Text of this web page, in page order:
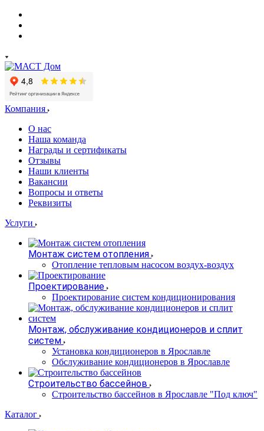
Компания
О нас
Наша команда
Награды и сертификаты
Отзывы
Наши клиенты
Вакансии
Вопросы и ответы
Реквизиты
Услуги
Монтаж систем отопления
Отопление тепловым насосом воздух-воздух
Проектирование
Проектирование систем кондиционирования
Монтаж, обслуживание кондиционеров и сплит
систем
Установка кондиционеров в Ярославле
Обслуживание кондиционеров в Ярославле
Строительство бассейнов
Строительство бассейнов в Ярославле "Под ключ"
Каталог